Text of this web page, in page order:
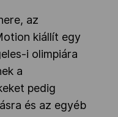
az
kiállít egy
i olimpiára
a
pedig
és az egyéb